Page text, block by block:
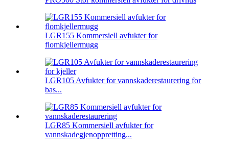
LGR155 Kommersiell avfukter for
flomkjellermugg
LGR105 Avfukter for vannskaderestaurering for
bas...
LGR85 Kommersiell avfukter for
vannskadegjenoppretting...